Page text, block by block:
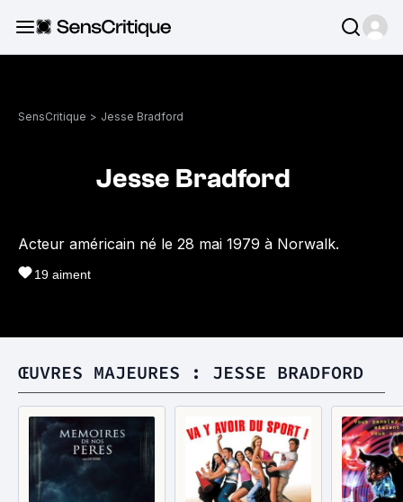
SensCritique > Jesse Bradford
Jesse Bradford
Acteur américain né le 28 mai 1979 à Norwalk.
19 aiment
ŒUVRES MAJEURES : JESSE BRADFORD